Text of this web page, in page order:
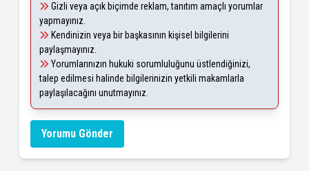
Gizli veya açık biçimde reklam, tanıtım amaçlı yorumlar
yapmayınız.
Kendinizin veya bir başkasının kişisel bilgilerini
paylaşmayınız.
Yorumlarınızın hukuki sorumluluğunu üstlendiğinizi,
talep edilmesi halinde bilgilerinizin yetkili makamlarla
paylaşılacağını unutmayınız.
Yorumu Gönder